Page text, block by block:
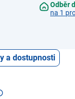
Odběr
na 1
a dostupnosti